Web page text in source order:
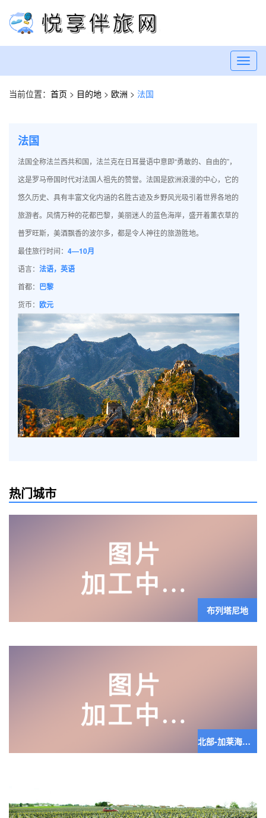
当前位置： 首页 > 目的地 > 欧洲 > 法国
法国
法国全称法兰西共和国，法兰克在日耳曼语中意即“勇敢的、自由的”，
这是罗马帝国时代对法国人祖先的赞誉。法国是欧洲浪漫的中心，它的
悠久历史、具有丰富文化内涵的名胜古迹及乡野风光吸引着世界各地的
旅游者。风情万种的花都巴黎，美丽迷人的蓝色海岸，盛开着薰衣草的
普罗旺斯，美酒飘香的波尔多，都是令人神往的旅游胜地。
最佳旅行时间： 4—10月
语言： 法语，英语
首都： 巴黎
货币： 欧元
热门城市
布列塔尼地
北部-加莱海峡区